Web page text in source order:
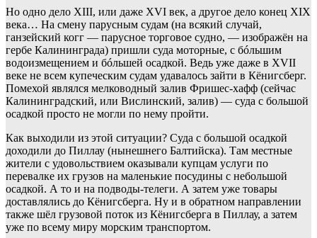
Но одно дело XIII, или даже XVI век, а другое дело конец XIX
века… На смену парусным судам (на всякий случай,
ганзейский когг — парусное торговое судно, — изображён на
гербе Калининграда) пришли суда моторные, с бóльшим
водоизмещением и бóльшей осадкой. Ведь уже даже в XVII
веке не всем купеческим судам удавалось зайти в Кёнигсберг.
Помехой являлся мелководный залив Фришес-хафф (сейчас
Калининградский, или Вислинский, залив) — суда с большой
осадкой просто не могли по нему пройти.
Как выходили из этой ситуации? Суда с большой осадкой
доходили до Пиллау (нынешнего Балтийска). Там местные
жители с удовольствием оказывали купцам услуги по
перевалке их грузов на маленькие посудины с небольшой
осадкой. А то и на подводы-телеги. А затем уже товары
доставлялись до Кёнигсберга. Ну и в обратном направлении
также шёл грузовой поток из Кёнигсберга в Пиллау, а затем
уже по всему миру морским транспортом.